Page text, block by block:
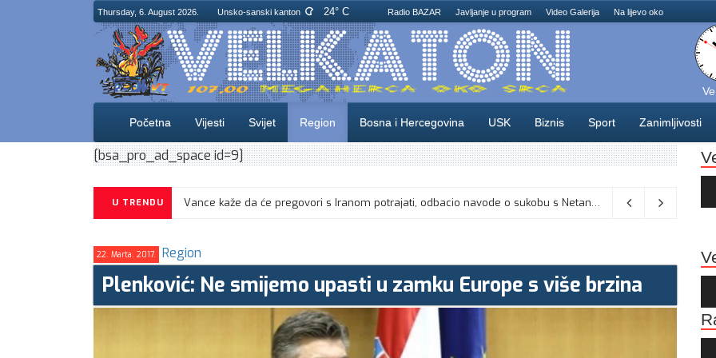
Thursday, 6. August 2026. Unsko-sanski kanton 24° C Radio BAZAR Javljanje u program Video Galerija Na lijevo oko
Početna Vijesti Svijet Region Bosna i Hercegovina USK Biznis Sport Zanimljivosti
[bsa_pro_ad_space id=9]
U TRENDU Vance kaže da će pregovori s Iranom potrajati, odbacio navode o sukobu s Netanyahuom 06/08/2026
22. Marta. 2017. Region
Plenković: Ne smijemo upasti u zamku Europe s više brzina